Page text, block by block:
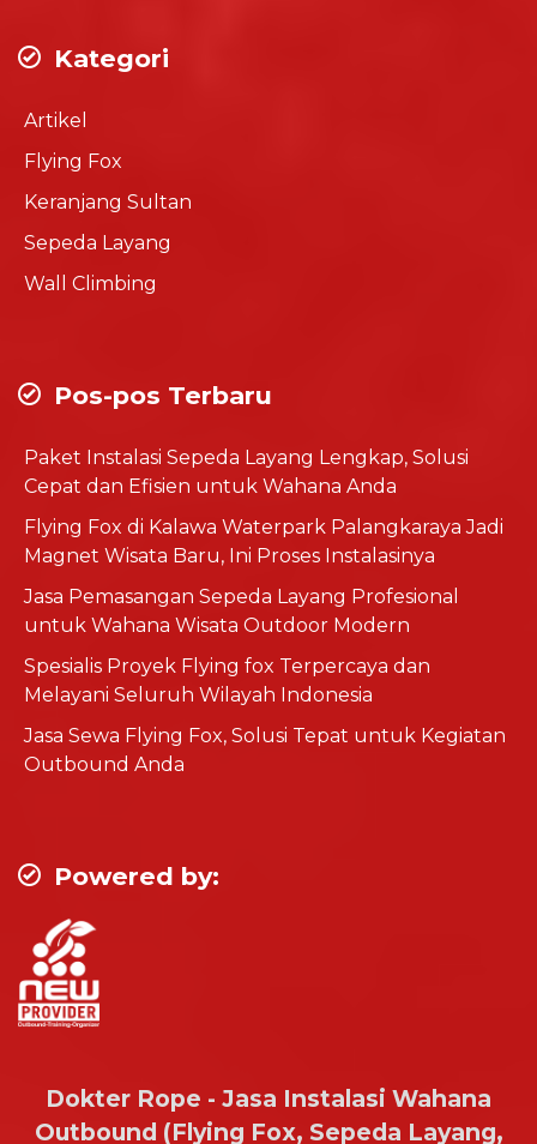
Kategori
Artikel
Flying Fox
Keranjang Sultan
Sepeda Layang
Wall Climbing
Pos-pos Terbaru
Paket Instalasi Sepeda Layang Lengkap, Solusi
Cepat dan Efisien untuk Wahana Anda
Flying Fox di Kalawa Waterpark Palangkaraya Jadi
Magnet Wisata Baru, Ini Proses Instalasinya
Jasa Pemasangan Sepeda Layang Profesional
untuk Wahana Wisata Outdoor Modern
Spesialis Proyek Flying fox Terpercaya dan
Melayani Seluruh Wilayah Indonesia
Jasa Sewa Flying Fox, Solusi Tepat untuk Kegiatan
Outbound Anda
Powered by:
Dokter Rope - Jasa Instalasi Wahana
Outbound (Flying Fox, Sepeda Layang,